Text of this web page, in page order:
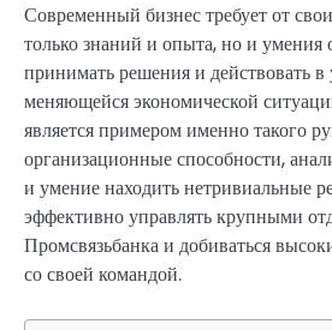
Современный бизнес требует от
только знаний и опыта, но и умения
принимать решения и действовать в
меняющейся экономической
является примером именно такого
организационные способности,
и умение находить нетривиальные
эффективно управлять крупными
Промсвязьбанка и добиваться
со своей командой.